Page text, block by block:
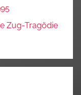
Zug-Tragödie